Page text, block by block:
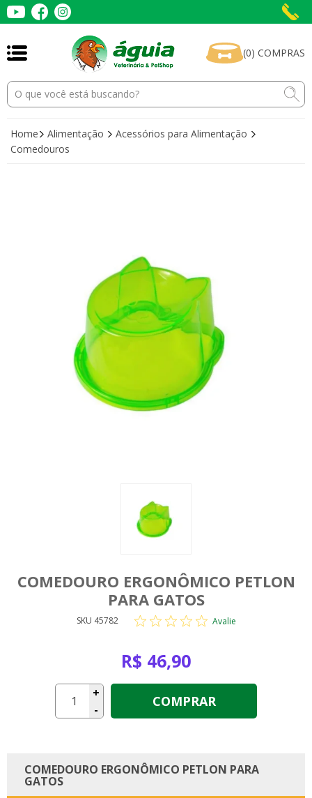
(0) COMPRAS
Home Alimentação
Acessórios para Alimentação
Comedouros
COMEDOURO ERGONÔMICO PETLON
PARA GATOS
SKU 45782 Avalie
R$ 46,90
+
-
COMPRAR
COMEDOURO ERGONÔMICO PETLON PARA
GATOS